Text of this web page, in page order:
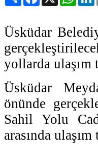
Üsküdar
yollarda ulaşım
Üsküdar
önünde
Sahil Yolu
arasında